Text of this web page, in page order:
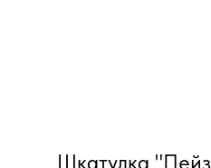
Шкатулка